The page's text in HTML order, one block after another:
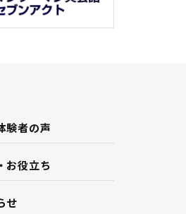
験者の声
お役立ち
せ